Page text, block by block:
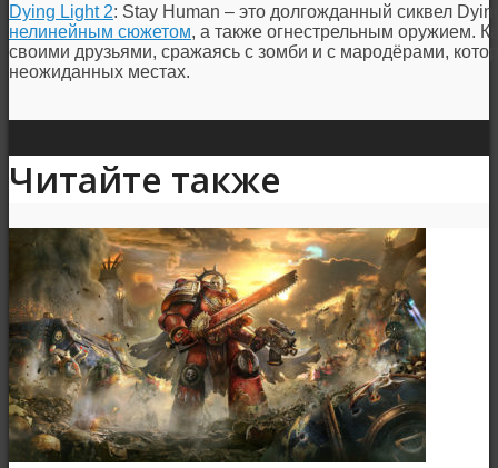
Dying Light 2: Stay Human – это долгожданный сиквел
нелинейным сюжетом, а также огнестрельным оружием.
своими друзьями, сражаясь с зомби и с мародёрами,
неожиданных местах.
Читайте также